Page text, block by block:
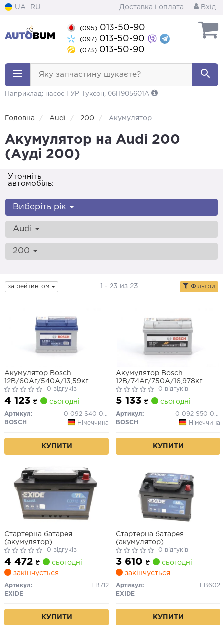
UA RU Доставка і оплата Вхід
(095) 013-50-90
(097) 013-50-90
(073) 013-50-90
Яку запчастину шукаєте?
Наприклад: насос ГУР Туксон, 06H905601A
Головна Audi 200 Акумулятор
Акумулятор на Audi 200
(Ауді 200)
Уточніть
автомобіль:
Виберіть рік
Audi
200
за рейтингом 1 - 23 из 23 Фільтри
Акумулятор Bosch
12В/60Аг/540А/13,59кг
0 відгуків
4 123 ₴ сьогодні
Артикул:
0 092 S40 040
BOSCH
Німеччина
КУПИТИ
Акумулятор Bosch
12В/74Аг/750А/16,978кг
0 відгуків
5 133 ₴ сьогодні
Артикул:
0 092 S50 070
BOSCH
Німеччина
КУПИТИ
Стартерна батарея
(акумулятор)
0 відгуків
4 472 ₴
сьогодні
закінчується
Артикул:
EB712
EXIDE
КУПИТИ
Стартерна батарея
(акумулятор)
0 відгуків
3 610 ₴
сьогодні
закінчується
Артикул:
EB602
EXIDE
КУПИТИ